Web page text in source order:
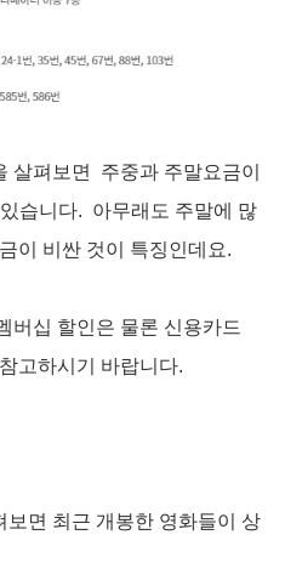
살펴보면 주중과 주말요금이
습니다. 아무래도 주말에 많
이 비싼 것이 특징인데요.
버십 할인은 물론 신용카드
고하시기 바랍니다.
면 최근 개봉한 영화들이 상